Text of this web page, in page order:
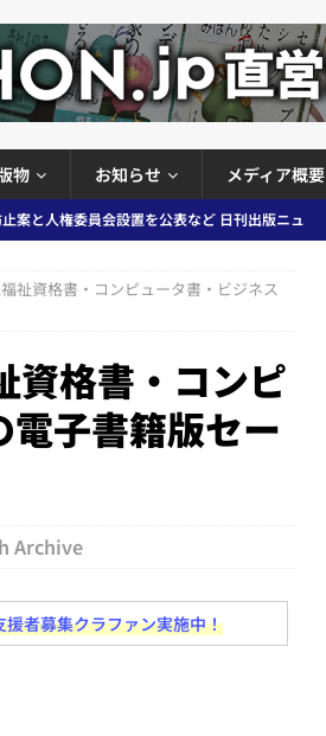
物 お知らせ メディア概要
案と人権委員会設置を公表など 日刊出版ニュ
調査報告書を公開など 日刊出版ニュースまと
始」「EUが生成AIコンテンツの識別表示を義
など 日刊出版ニュースまとめ 2026.08.02
とめ
ど 日刊出版ニュースまとめ 2026.07.30
祉資格書・コンピュータ書・ビジネス
資格書・コンピ
子書籍版セー
Archive
者募集クラファン実施中！